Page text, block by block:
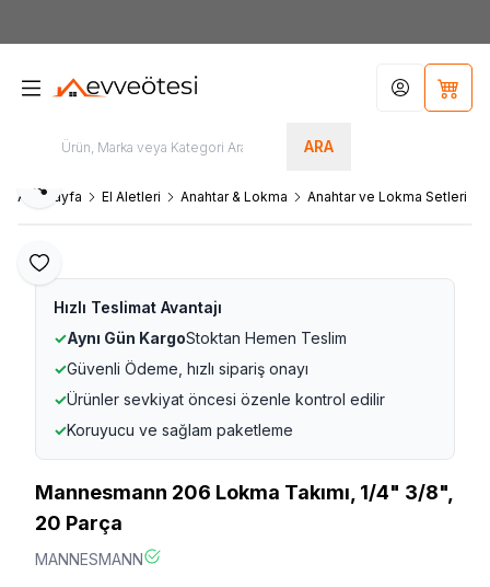
ARA
Hesabım
Ana Sayfa El Aletleri Anahtar & Lokma Anahtar ve Lokma Setleri
Favoriye Ekle
Paylaş
Hızlı Teslimat Avantajı
✓Aynı Gün KargoStoktan Hemen Teslim
✓Güvenli Ödeme, hızlı sipariş onayı
✓Ürünler sevkiyat öncesi özenle kontrol edilir
✓Koruyucu ve sağlam paketleme
Mannesmann 206 Lokma Takımı, 1/4" 3/8",
20 Parça
MANNESMANN